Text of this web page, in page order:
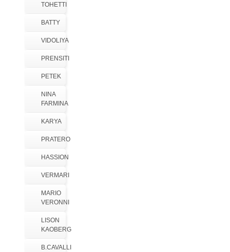
TOHETTI
BATTY
VIDOLIYA
PRENSITI
PETEK
NINA
FARMINA
KARYA
PRATERO
HASSION
VERMARI
MARIO
VERONNI
LISON
KAOBERG
B.CAVALLI